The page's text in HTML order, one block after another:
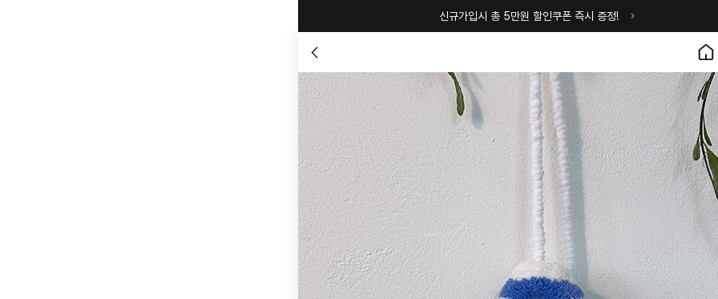
신규가입시 총 5만원 할인쿠폰 즉시 증정!